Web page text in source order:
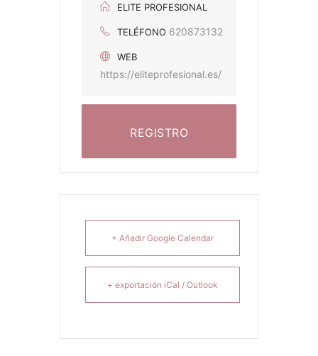
ELITE PROFESIONAL
TELÉFONO 620873132
WEB
https://eliteprofesional.es/
REGISTRO
+ Añadir Google Calendar
+ exportación iCal / Outlook